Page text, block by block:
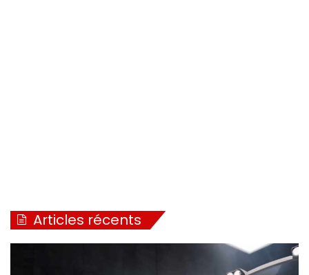
Articles récents